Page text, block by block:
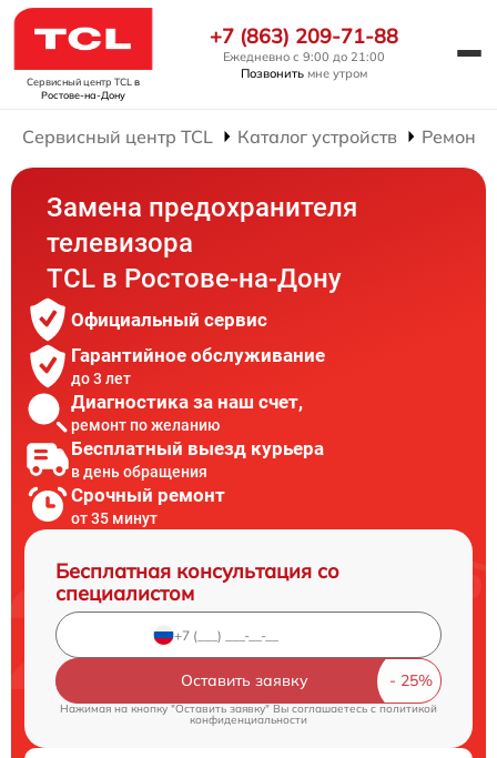
Сервисный центр TCL в
Ростове-на-Дону
+7 (863) 209-71-88
Ежедневно с 9:00 до 21:00
Позвонить мне утром
Сервисный центр TCL Каталог устройств Ремонт
Замена предохранителя
телевизора
TCL в Ростове-на-Дону
Официальный сервис
Гарантийное обслуживание
до 3 лет
Диагностика за наш счет,
ремонт по желанию
Бесплатный выезд курьера
в день обращения
Срочный ремонт
от 35 минут
Бесплатная консультация со
специалистом
Оставить заявку
Нажимая на кнопку "Оставить заявку" Вы соглашаетесь cполитикой
конфиденциальности